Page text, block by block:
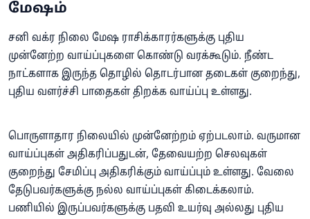
மேஷம்
சனி வக்ர நிலை மேஷ ராசிக்காரர்களுக்கு புதிய
முன்னேற்ற வாய்ப்புகளை கொண்டு வரக்கூடும். நீண்ட
நாட்களாக இருந்த தொழில் தொடர்பான தடைகள் குறைந்து,
புதிய வளர்ச்சி பாதைகள் திறக்க வாய்ப்பு உள்ளது.
பொருளாதார நிலையில் முன்னேற்றம் ஏற்படலாம். வருமான
வாய்ப்புகள் அதிகரிப்பதுடன், தேவையற்ற செலவுகள்
குறைந்து சேமிப்பு அதிகரிக்கும் வாய்ப்பும் உள்ளது. வேலை
தேடுபவர்களுக்கு நல்ல வாய்ப்புகள் கிடைக்கலாம்.
பணியில் இருப்பவர்களுக்கு பதவி உயர்வு அல்லது புதிய